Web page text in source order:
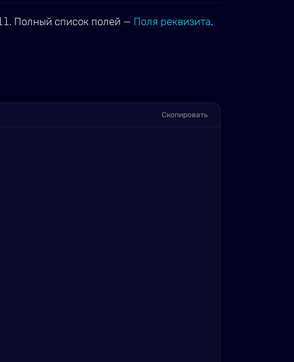
. Полный список полей — Поля реквизита.
Скопировать